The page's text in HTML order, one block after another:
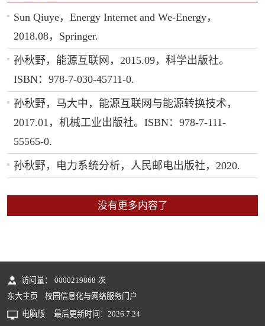
Sun Qiuye，Energy Internet and We-Energy，
2018.08，Springer.
孙秋野，能源互联网，2015.09，科学出版社。
ISBN：978-7-030-45711-0.
孙秋野，马大中，能源互联网与能源转换技术，
2017.01，机械工业出版社。ISBN：978-7-111-
55565-0.
孙秋野，电力系统分析，人民邮电出版社，2020.
没有更多内容了
访问量： 0000219868 次
东大主页
校园信息化与网络服务门户
电脑版
最后更新时间： 2026 7 24